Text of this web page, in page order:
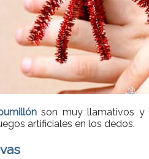
son muy llamativos y
artificiales en los dedos.